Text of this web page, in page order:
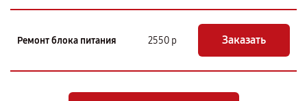
Ремонт блока питания 2550 р Заказать